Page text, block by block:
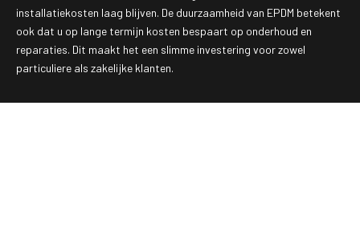
installatiekosten laag blijven. De duurzaamheid van EPDM betekent
ook dat u op lange termijn kosten bespaart op onderhoud en
reparaties. Dit maakt het een slimme investering voor zowel
particuliere als zakelijke klanten.